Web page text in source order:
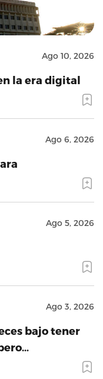
Ago 10, 2026
la era digital
Ago 6, 2026
Ago 5, 2026
Ago 3, 2026
bajo tener